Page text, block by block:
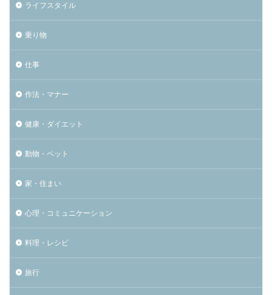
ライフスタイル
乗り物
仕事
作法・マナー
健康・ダイエット
動物・ペット
家・住まい
心理・コミュニケーション
料理・レシピ
旅行